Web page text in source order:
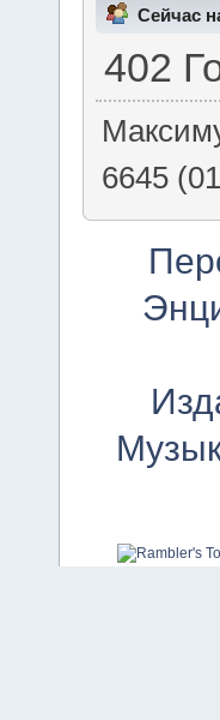
Сейчас
402
6645